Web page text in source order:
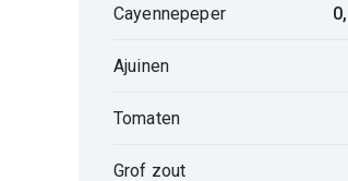
Cayennepeper
Ajuinen
Tomaten
Grof zout